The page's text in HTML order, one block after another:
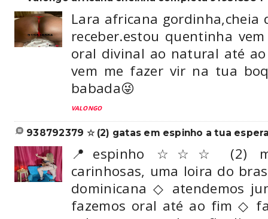
Lara africana gordinha,cheia
receber.estou quentinha
oral divinal ao natural até
vem me fazer vir na tua
babada😜
VALONGO
938792379 ☆ (2) gatas em espinho a tua
📍espinho ☆☆☆ (2)
carinhosas, uma loira do
dominicana ◇ atendemos
fazemos oral até ao fim ◇